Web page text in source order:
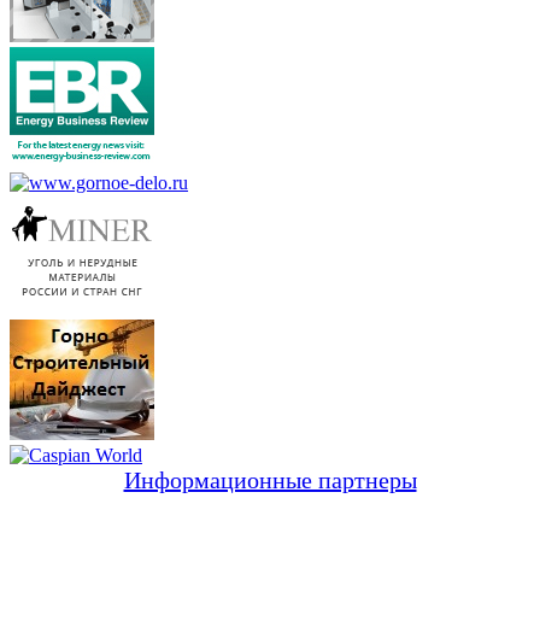
Информационные партнеры